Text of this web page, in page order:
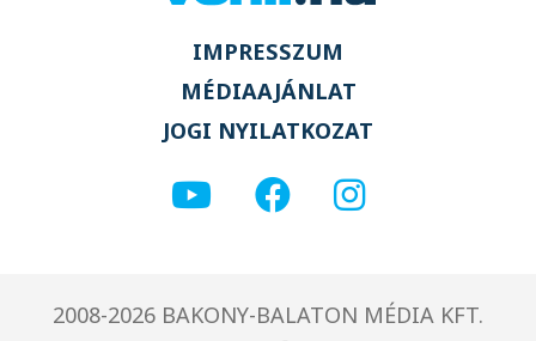
IMPRESSZUM
MÉDIAAJÁNLAT
JOGI NYILATKOZAT
2008-2026 BAKONY-BALATON MÉDIA KFT.